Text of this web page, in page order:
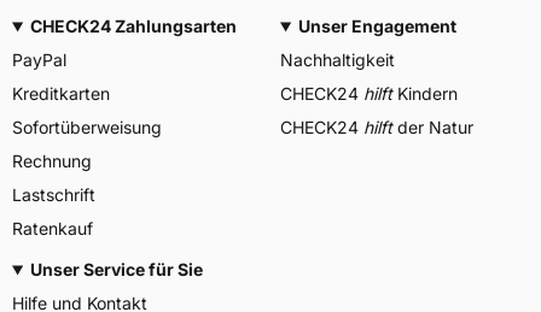
CHECK24 Zahlungsarten
PayPal
Kreditkarten
Sofortüberweisung
Rechnung
Lastschrift
Ratenkauf
Unser Engagement
Nachhaltigkeit
CHECK24 hilftKindern
CHECK24 hilftder Natur
Unser Service für Sie
Hilfe und Kontakt